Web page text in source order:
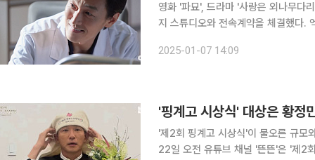
영화 '파묘', 드라마 '사랑은 외나무다
지 스튜디오와 전속계약을 체결했다. 엑스와이지 스튜디오는 7일 "영화 '파묘'로 수많은 관객에게
있는 김재철은 다채로운 장르에서 자
2025-01-07 14:09
'핑계고 시상식' 대상은 황
'제2회 핑계고 시상식'이 물오른 규모
22일 오전 유튜브 채널 '뜬뜬'은 '제2회 핑계고 시상식'